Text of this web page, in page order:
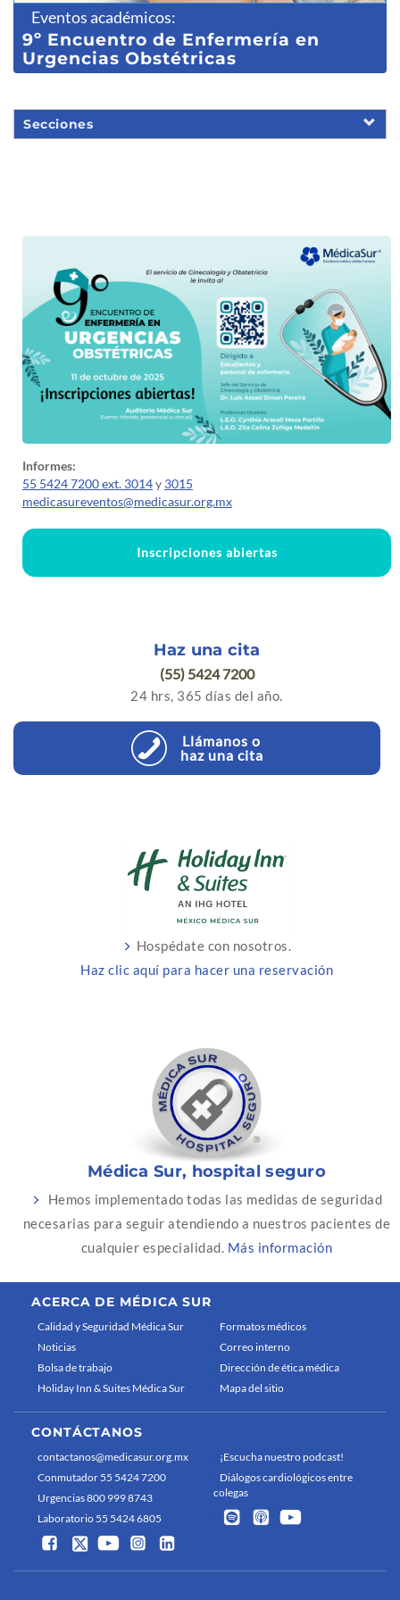
Eventos académicos:
9º Encuentro de Enfermería en
Urgencias Obstétricas
Secciones
Informes:
55 5424 7200 ext. 3014y 3015
medicasureventos@medicasur.org.mx
Inscripciones abiertas
Haz una cita
(55) 5424 7200
24 hrs, 365 días del año.
Llámanos o
haz una cita
Hospédate con nosotros.
Haz clic aquí para hacer una reservación
Médica Sur, hospital seguro
Hemos implementado todas las medidas de seguridad
necesarias para seguir atendiendo a nuestros pacientes de
cualquier especialidad. Más información
ACERCA DE MÉDICA SUR
Calidad y Seguridad Médica Sur
Noticias
Bolsa de trabajo
Holiday Inn & Suites Médica Sur
Formatos médicos
Correo interno
Dirección de ética médica
Mapa del sitio
CONTÁCTANOS
contactanos@medicasur.org.mx
Conmutador 55 5424 7200
Urgencias 800 999 8743
Laboratorio 55 5424 6805
¡Escucha nuestro podcast!
Diálogos cardiológicos entre
colegas